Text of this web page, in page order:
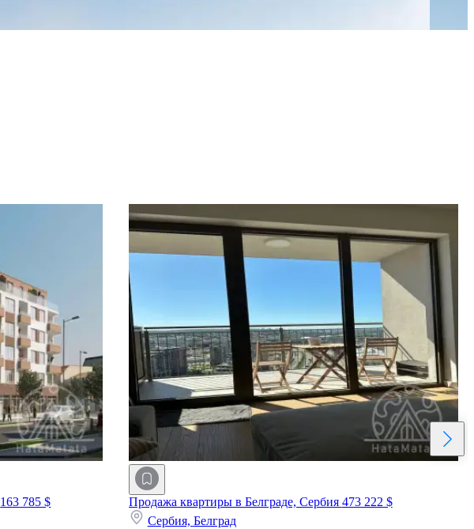
163 785 $
Продажа квартиры в Белграде, Сербия 473 222 $
Сербия, Белград